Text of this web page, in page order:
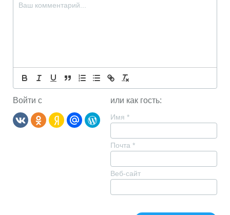
Войти с или как гость:
Имя *
Почта *
Веб-сайт